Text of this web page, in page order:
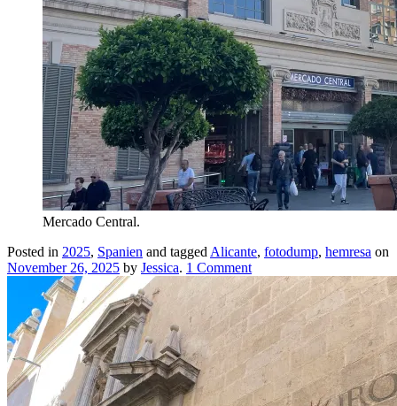
Mercado Central.
Posted in 2025, Spanien and tagged Alicante, fotodump, hemresa on
November 26, 2025 by Jessica. 1 Comment